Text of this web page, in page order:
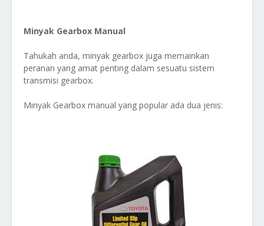
Minyak Gearbox Manual
Tahukah anda, minyak gearbox juga memainkan
peranan yang amat penting dalam sesuatu sistem
transmisi gearbox.
Minyak Gearbox manual yang popular ada dua jenis: